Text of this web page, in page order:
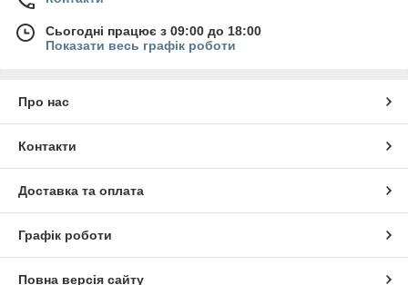
Сьогодні працює з 09:00 до 18:00
Показати весь графік роботи
Про нас
Контакти
Доставка та оплата
Графік роботи
Повна версія сайту